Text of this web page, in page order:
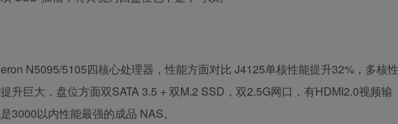
N5095/5105四核心处理器，性能方面对比 J4125单核性能提升32%，多核性
升巨大，盘位方面双SATA 3.5 + 双M.2 SSD，双2.5G网口，有HDMI2.0视频输
3000以内性能最强的成品 NAS。